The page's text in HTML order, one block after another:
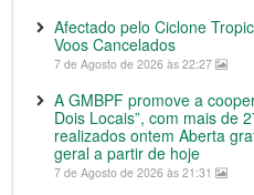
Afectado pelo Ciclone
Voos Cancelados
7 de Agosto de 2026 às 22:27
A GMBPF promove a
Dois Locais”, com mais de
realizados ontem Aberta
geral a partir de hoje
7 de Agosto de 2026 às 21:31